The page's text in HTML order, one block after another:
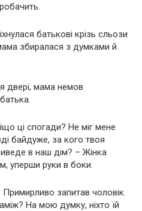
батькові крізь сльози
збиралася з думками й
двері, мама немов
ці спогади? Не міг мене
байдуже, за кого твоя
в наш дім? – Жінка
уперши руки в боки.
запитав чоловік.
На мою думку, ніхто їй